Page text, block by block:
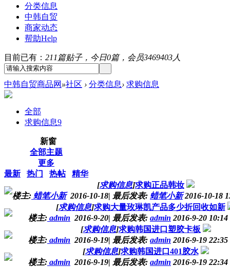
分类信息
中韩自贸
商家动态
帮助Help
目前已有： 211篇贴子，今日0篇，会员3469403人
中韩自贸商品网 »社区 › 分类信息› 求购信息
全部
求购信息9
新窗
全部主题
更多
最新
热门 热帖
精华
[求购信息]求购正品韩妆
楼主: 蜡笔小新 2016-10-18| 最后发表: 蜡笔小新2016-10-18
[求购信息]求购大量玫琳凯产品多少折回收如新
楼主: admin 2016-9-20| 最后发表: admin 2016-9-20 10:14
[求购信息]求购韩国进口塑胶卡板
楼主: admin 2016-9-19| 最后发表: admin 2016-9-19 22:35
[求购信息]求购韩国进口401胶水
楼主: admin 2016-9-19| 最后发表: admin 2016-9-19 22:34